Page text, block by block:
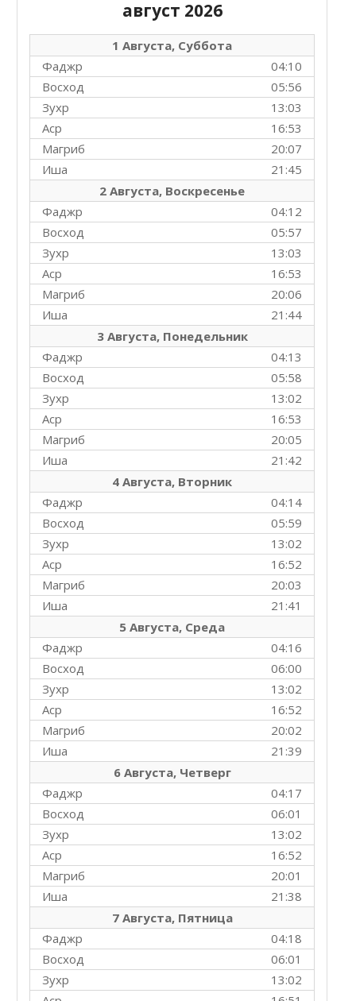
август 2026
1 Августа, Суббота
04:10
Фаджр
05:56
Восход
13:03
Зухр
16:53
Аср
20:07
Магриб
21:45
Иша
2 Августа, Воскресенье
04:12
Фаджр
05:57
Восход
13:03
Зухр
16:53
Аср
20:06
Магриб
21:44
Иша
3 Августа, Понедельник
04:13
Фаджр
05:58
Восход
13:02
Зухр
16:53
Аср
20:05
Магриб
21:42
Иша
4 Августа, Вторник
04:14
Фаджр
05:59
Восход
13:02
Зухр
16:52
Аср
20:03
Магриб
21:41
Иша
5 Августа, Среда
04:16
Фаджр
06:00
Восход
13:02
Зухр
16:52
Аср
20:02
Магриб
21:39
Иша
6 Августа, Четверг
04:17
Фаджр
06:01
Восход
13:02
Зухр
16:52
Аср
20:01
Магриб
21:38
Иша
7 Августа, Пятница
04:18
Фаджр
06:01
Восход
13:02
Зухр